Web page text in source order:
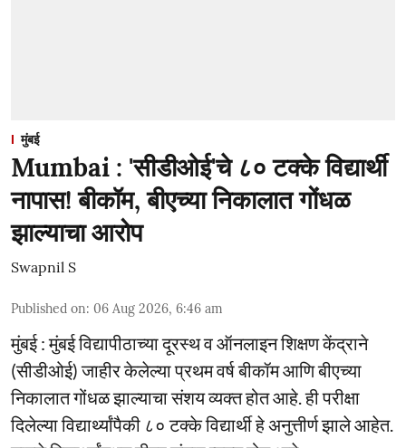
मुंबई
Mumbai : 'सीडीओई'चे ८० टक्के विद्यार्थी
नापास! बीकॉम, बीएच्या निकालात गोंधळ
झाल्याचा आरोप
Swapnil S
Published on: 06 Aug 2026, 6:46 am
मुंबई : मुंबई विद्यापीठाच्या दूरस्थ व ऑनलाइन शिक्षण केंद्राने
(सीडीओई) जाहीर केलेल्या प्रथम वर्ष बीकॉम आणि बीएच्या
निकालात गोंधळ झाल्याचा संशय व्यक्त होत आहे. ही परीक्षा
दिलेल्या विद्यार्थ्यांपैकी ८० टक्के विद्यार्थी हे अनुत्तीर्ण झाले आहेत.